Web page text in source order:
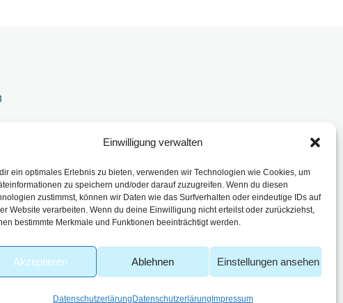
Einwilligung verwalten
ein optimales Erlebnis zu bieten, verwenden wir Technologien wie Cookies, um
zu speichern und/oder darauf zuzugreifen. Wenn du diesen
zustimmst, können wir Daten wie das Surfverhalten oder eindeutige IDs auf
Website verarbeiten. Wenn du deine Einwilligung nicht erteilst oder zurückziehst,
bestimmte Merkmale und Funktionen beeinträchtigt werden.
Akzeptieren Ablehnen Einstellungen ansehen
Datenschutzerlärung Datenschutzerlärung Impressum
Erlenbach